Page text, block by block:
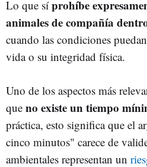
Lo que síprohíbe
animales de compañía
cuando las condiciones
vida o su integridad física.
Uno de los aspectos más
que no existe un tiempo
práctica, esto significa que el
cinco minutos" carece de
ambientales representan un